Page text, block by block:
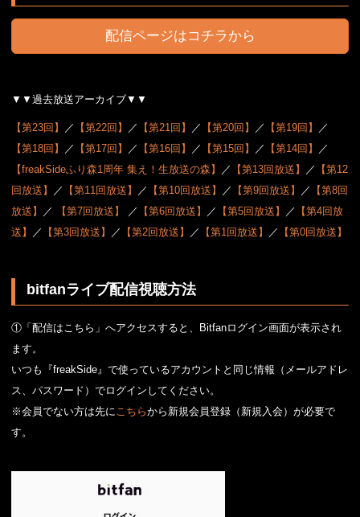
配信ページはコチラから
▼▼過去放送アーカイブ▼▼
【第23回】 ／ 【第22回】 ／ 【第21回】 ／ 【第20回】 ／ 【第19回】
／
【第18回】
／ 【第17回】 ／ 【第16回】 ／ 【第15回】 ／ 【第14回】
／
【freakSideふり森1周年 集え！生放送の森】
／ 【第13回放送】 ／
【第12
回放送】
／ 【第11回放送】 ／ 【第10回放送】 ／ 【第9回放送】 ／
【第8回
放送】
／ 【第7回放送】 ／ 【第6回放送】 ／ 【第5回放送】 ／
【第4回放
送】
／ 【第3回放送】 ／ 【第2回放送】 ／ 【第1回放送】 ／ 【第0回放送】
bitfanライブ配信視聴方法
①「配信はこちら」へアクセスすると、Bitfanログイン画面が表示され
ます。
いつも『freakSide』で使っているアカウントと同じ情報（メールアドレ
ス、パスワード）でログインしてください。
※会員でない方は先に こちらから新規会員登録（新規入会）が必要で
す。